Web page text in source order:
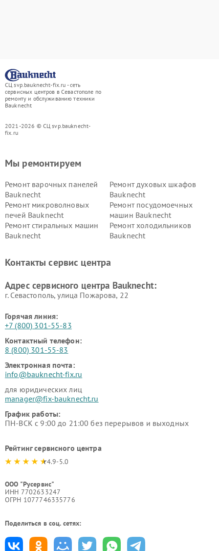
СЦ svp.bauknecht-fix.ru - сеть
сервисных центров в Севастополе по
ремонту и обслуживанию техники
Bauknecht
2021-2026 © СЦ svp.bauknecht-
fix.ru
Мы ремонтируем
Ремонт варочных панелей
Bauknecht
Ремонт духовых шкафов
Bauknecht
Ремонт микроволновых
печей Bauknecht
Ремонт посудомоечных
машин Bauknecht
Ремонт стиральных машин
Bauknecht
Ремонт холодильников
Bauknecht
Контакты сервис центра
Адрес сервисного центра Bauknecht:
г. Севастополь, улица Пожарова, 22
Горячая линия:
+7 (800) 301-55-83
Контактный телефон:
8 (800) 301-55-83
Электронная почта:
info@bauknecht-fix.ru
для юридических лиц
manager@fix-bauknecht.ru
График работы:
ПН-ВСК с 9:00 до 21:00 без перерывов и выходных
Рейтинг сервисного центра
4.9-5.0
ООО "Русервис"
ИНН 7702633247
ОГРН 1077746335776
Поделиться в соц. сетях: